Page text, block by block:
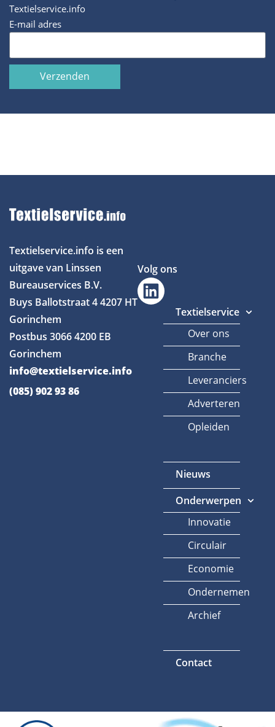
Textielservice.info
E-mail adres
Verzenden
Textielservice.info is een
uitgave van Linssen
Bureauservices B.V.
Buys Ballotstraat 44207 HT
Gorinchem
Postbus 30664200 EB
Gorinchem
info@textielservice.info
(085) 902 93 86
Volg ons
Textielservice
Over ons
Branche
Leveranciers
Adverteren
Opleiden
Nieuws
Onderwerpen
Innovatie
Circulair
Economie
Ondernemen
Archief
Contact